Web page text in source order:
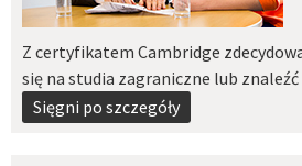
Z certyfikatem Cambridge
się na studia zagraniczne lub
Sięgni po szczegóły